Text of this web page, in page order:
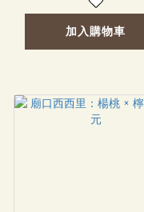
加入購物車